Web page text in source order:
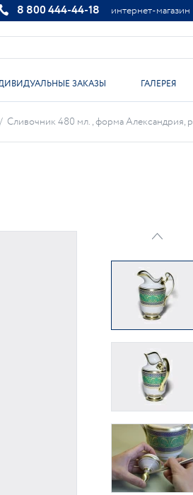
8 800 444-44-18 интернет-магазин
ЗАКАЗЫ ГАЛЕРЕЯ
/ Сливочник 480 мл., форма Александрия,